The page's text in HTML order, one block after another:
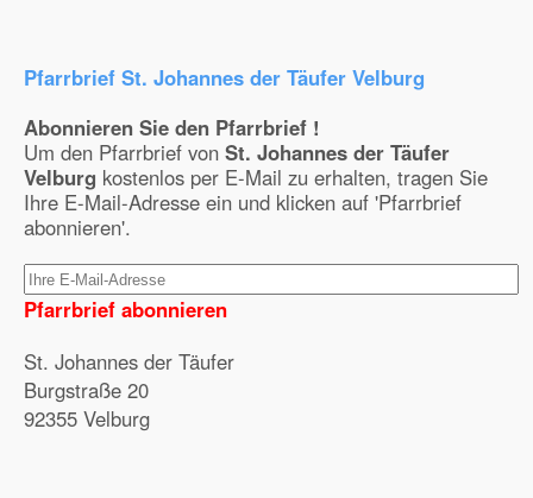
Pfarrbrief St. Johannes der Täufer Velburg
Abonnieren Sie den Pfarrbrief !
Um den Pfarrbrief von St. Johannes der Täufer
Velburg kostenlos per E-Mail zu erhalten, tragen Sie
Ihre E-Mail-Adresse ein und klicken auf 'Pfarrbrief
abonnieren'.
Pfarrbrief abonnieren
St. Johannes der Täufer
Burgstraße 20
92355 Velburg